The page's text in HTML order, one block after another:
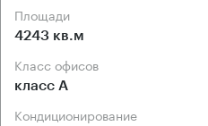
Площади
4243 кв.м
Класс офисов
класс А
Кондиционирование